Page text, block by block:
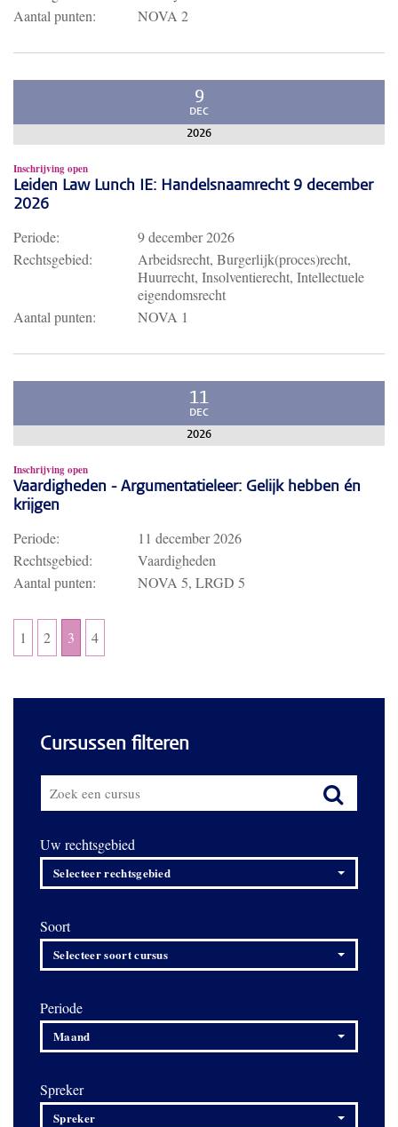
Aantal punten:
NOVA 2
9
DEC
2026
Inschrijving open
Leiden Law Lunch IE: Handelsnaamrecht 9 december
2026
Periode:
9 december 2026
Rechtsgebied:
Arbeidsrecht, Burgerlijk(proces)recht,
Huurrecht, Insolventierecht, Intellectuele
eigendomsrecht
Aantal punten:
NOVA 1
11
DEC
2026
Inschrijving open
Vaardigheden - Argumentatieleer: Gelijk hebben én
krijgen
Periode:
11 december 2026
Rechtsgebied:
Vaardigheden
Aantal punten:
NOVA 5, LRGD 5
1 2 3 4
Cursussen filteren
Uw rechtsgebied
Selecteer rechtsgebied
Soort
Selecteer soort cursus
Periode
Maand
Spreker
Spreker